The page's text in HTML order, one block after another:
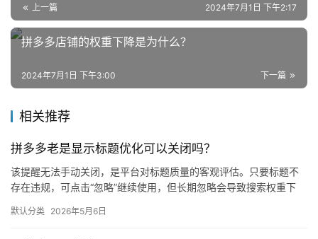
跨
境
商
自
体
社
上一篇 2024年7月1日 下午2:17
拼多多店铺的权重下降是为什么？
下一篇
2024年7月1日 下午3:00
相关推荐
拼多多老是显示标题优化可以关闭吗？
该提醒无法手动关闭，是平台对标题质量的客观评估。只要标题不
存在违规，可点击“忽略”继续使用，但长期忽略会导致搜索权重下
默认分类 2026年5月6日